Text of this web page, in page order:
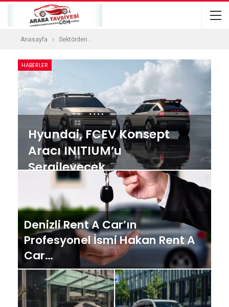
Anasayfa Sektörden…
HABERLER
Hyundai, FCEV Konsept
Aracı INITIUM’u
Sergileyecek
Denizli Rent A Car’ın
Profesyonel İsmi Hakan Rent A
Car…